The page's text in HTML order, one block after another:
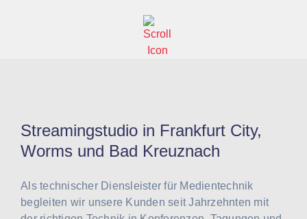
Streamingstudio in Frankfurt City,
Worms und Bad Kreuznach
Als technischer Diensleister für Medientechnik
begleiten wir unsere Kunden seit Jahrzehnten mit